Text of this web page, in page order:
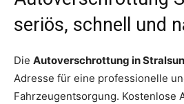
seriös, schnell und
Die Autoverschrottung in
Adresse für eine professionelle
Fahrzeugentsorgung. Kostenlose